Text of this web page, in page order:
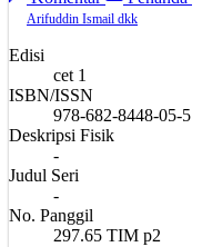
Arifuddin Ismail dkk
Edisi
cet 1
ISBN/ISSN
978-682-8448-05-5
Deskripsi Fisik
-
Judul Seri
-
No. Panggil
297.65 TIM p2